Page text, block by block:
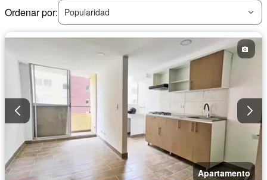
Ordenar por:
Popularidad
Apartamento